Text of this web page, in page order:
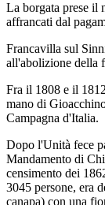
La borgata prese il
affrancati dal
Francavilla sul
all'abolizione della
Fra il 1808 e il
mano di
Campagna d'Italia.
Dopo l'Unità fece
Mandamento di
censimento dei
3045 persone, era
canapa) con una